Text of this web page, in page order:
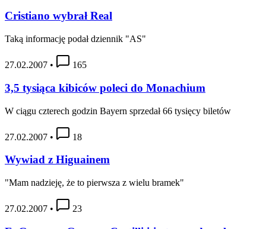
Cristiano wybrał Real
Taką informację podał dziennik "AS"
27.02.2007 • 165
3,5 tysiąca kibiców poleci do Monachium
W ciągu czterech godzin Bayern sprzedał 66 tysięcy biletów
27.02.2007 • 18
Wywiad z Higuainem
"Mam nadzieję, że to pierwsza z wielu bramek"
27.02.2007 • 23